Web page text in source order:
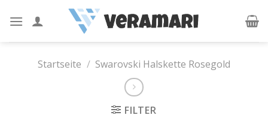
Startseite / Swarovski Halskette Rosegold
FILTER